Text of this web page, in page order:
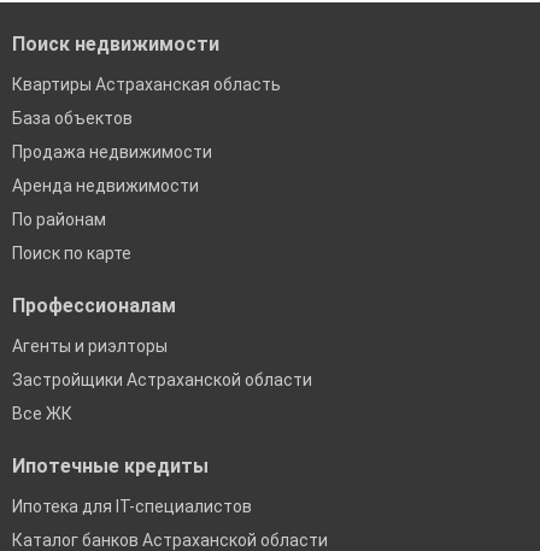
Поиск недвижимости
Квартиры Астраханская область
База объектов
Продажа недвижимости
Аренда недвижимости
По районам
Поиск по карте
Профессионалам
Агенты и риэлторы
Застройщики Астраханской области
Все ЖК
Ипотечные кредиты
Ипотека для IT-специалистов
Каталог банков Астраханской области